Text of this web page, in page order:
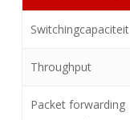
Switchingcapaciteit
Throughput
Packet forwarding